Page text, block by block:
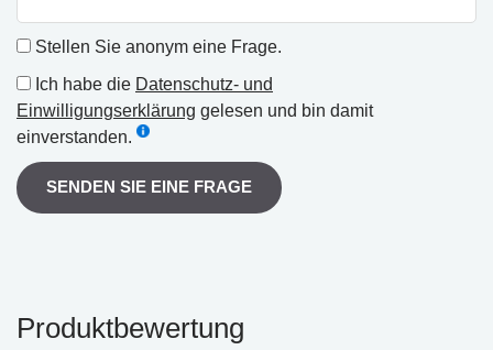
Stellen Sie anonym eine Frage.
Ich habe die Datenschutz- und
Einwilligungserklärung gelesen und bin damit
einverstanden.
SENDEN SIE EINE FRAGE
Produktbewertung